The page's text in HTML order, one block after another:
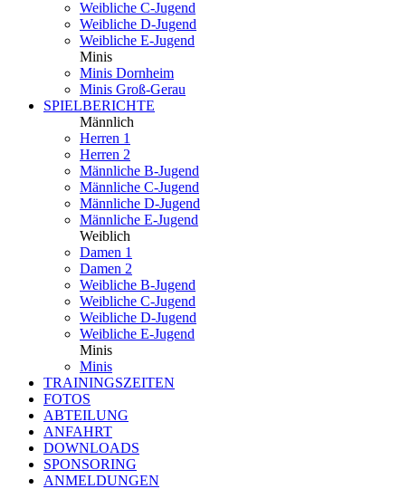
Weibliche C-Jugend
Weibliche D-Jugend
Weibliche E-Jugend
Minis
Minis Dornheim
Minis Groß-Gerau
SPIELBERICHTE
Männlich
Herren 1
Herren 2
Männliche B-Jugend
Männliche C-Jugend
Männliche D-Jugend
Männliche E-Jugend
Weiblich
Damen 1
Damen 2
Weibliche B-Jugend
Weibliche C-Jugend
Weibliche D-Jugend
Weibliche E-Jugend
Minis
Minis
TRAININGSZEITEN
FOTOS
ABTEILUNG
ANFAHRT
DOWNLOADS
SPONSORING
ANMELDUNGEN